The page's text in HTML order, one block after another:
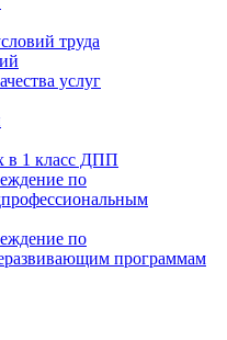
труда
услуг
в 1 класс ДПП
по
программам